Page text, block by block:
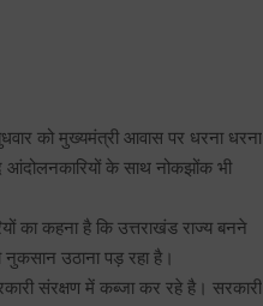
को मुख्यमंत्री आवास पर धरना धरना
आंदोलनकारियों के साथ नोकझोंक भी
का कहना है कि उत्तराखंड राज्य बनने
नुकसान उठाना पड़ रहा है।
संरक्षण में कब्जा कर रहे है। सरकारी